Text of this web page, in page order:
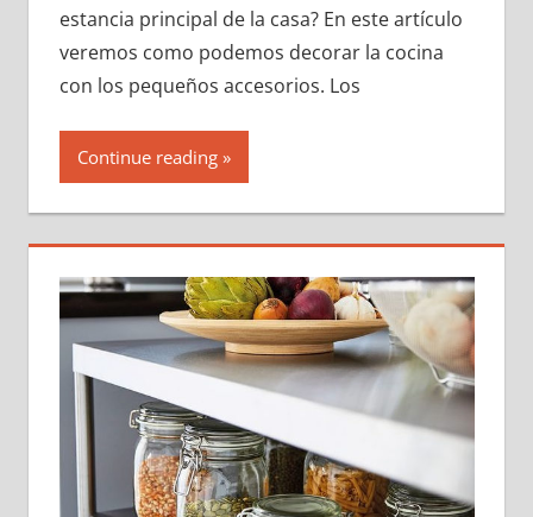
estancia principal de la casa? En este artículo
veremos como podemos decorar la cocina
con los pequeños accesorios. Los
Continue reading